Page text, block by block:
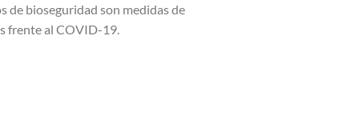
de bioseguridad son medidas de
frente al COVID-19.